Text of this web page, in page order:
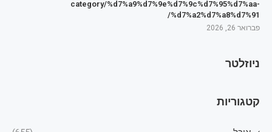
category/%d7%a9%d7%9e%d7%9c%d7%95%d7%aa-
%d7%a2%d7%a8%d7%91/
פברואר 26, 2026
ניוזלטר
קטגוריות